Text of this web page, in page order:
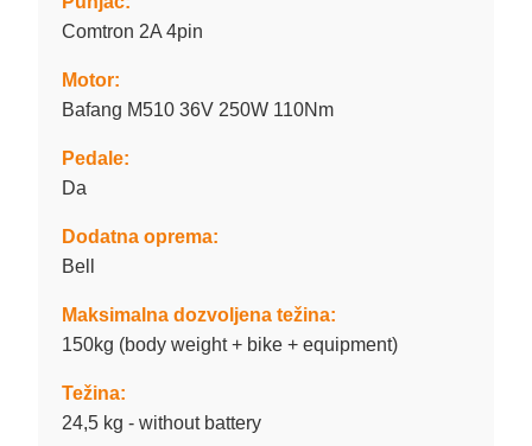
Comtron 2A 4pin
Motor:
Bafang M510 36V 250W 110Nm
Pedale:
Da
Dodatna oprema:
Bell
Maksimalna dozvoljena težina:
150kg (body weight + bike + equipment)
Težina:
24,5 kg - without battery